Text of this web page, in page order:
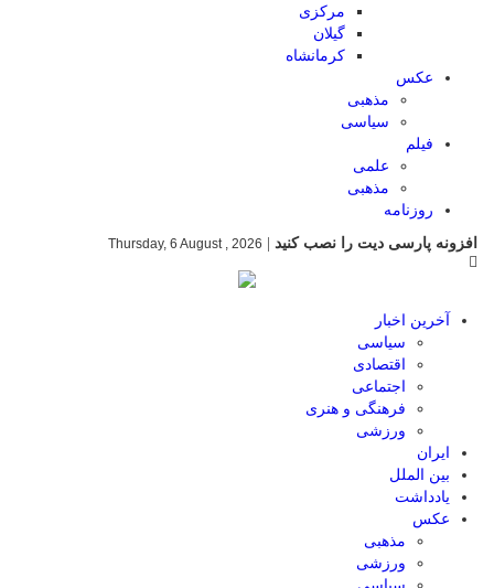
مرکزی
گیلان
کرمانشاه
عکس
مذهبی
سیاسی
فیلم
علمی
مذهبی
روزنامه
افزونه پارسی دیت را نصب کنید
Thursday, 6 August , 2026
آخرین اخبار
سیاسی
اقتصادی
اجتماعی
فرهنگی و هنری
ورزشی
ایران
بین الملل
یادداشت
عکس
مذهبی
ورزشی